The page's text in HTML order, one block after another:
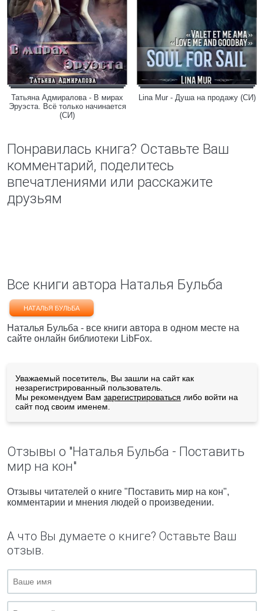
Татьяна Адмиралова - В мирах
Эруэста. Всё только начинается
(СИ)
Lina Mur - Душа на продажу (СИ)
Понравилась книга? Оставьте Ваш
комментарий, поделитесь
впечатлениями или расскажите
друзьям
Все книги автора Наталья Бульба
НАТАЛЬЯ БУЛЬБА
Наталья Бульба - все книги автора в одном месте на
сайте онлайн библиотеки LibFox.
Уважаемый посетитель, Вы зашли на сайт как
незарегистрированный пользователь.
Мы рекомендуем Вам зарегистрироваться либо войти на
сайт под своим именем.
Отзывы о "Наталья Бульба - Поставить
мир на кон"
Отзывы читателей о книге "Поставить мир на кон",
комментарии и мнения людей о произведении.
А что Вы думаете о книге? Оставьте Ваш
отзыв.